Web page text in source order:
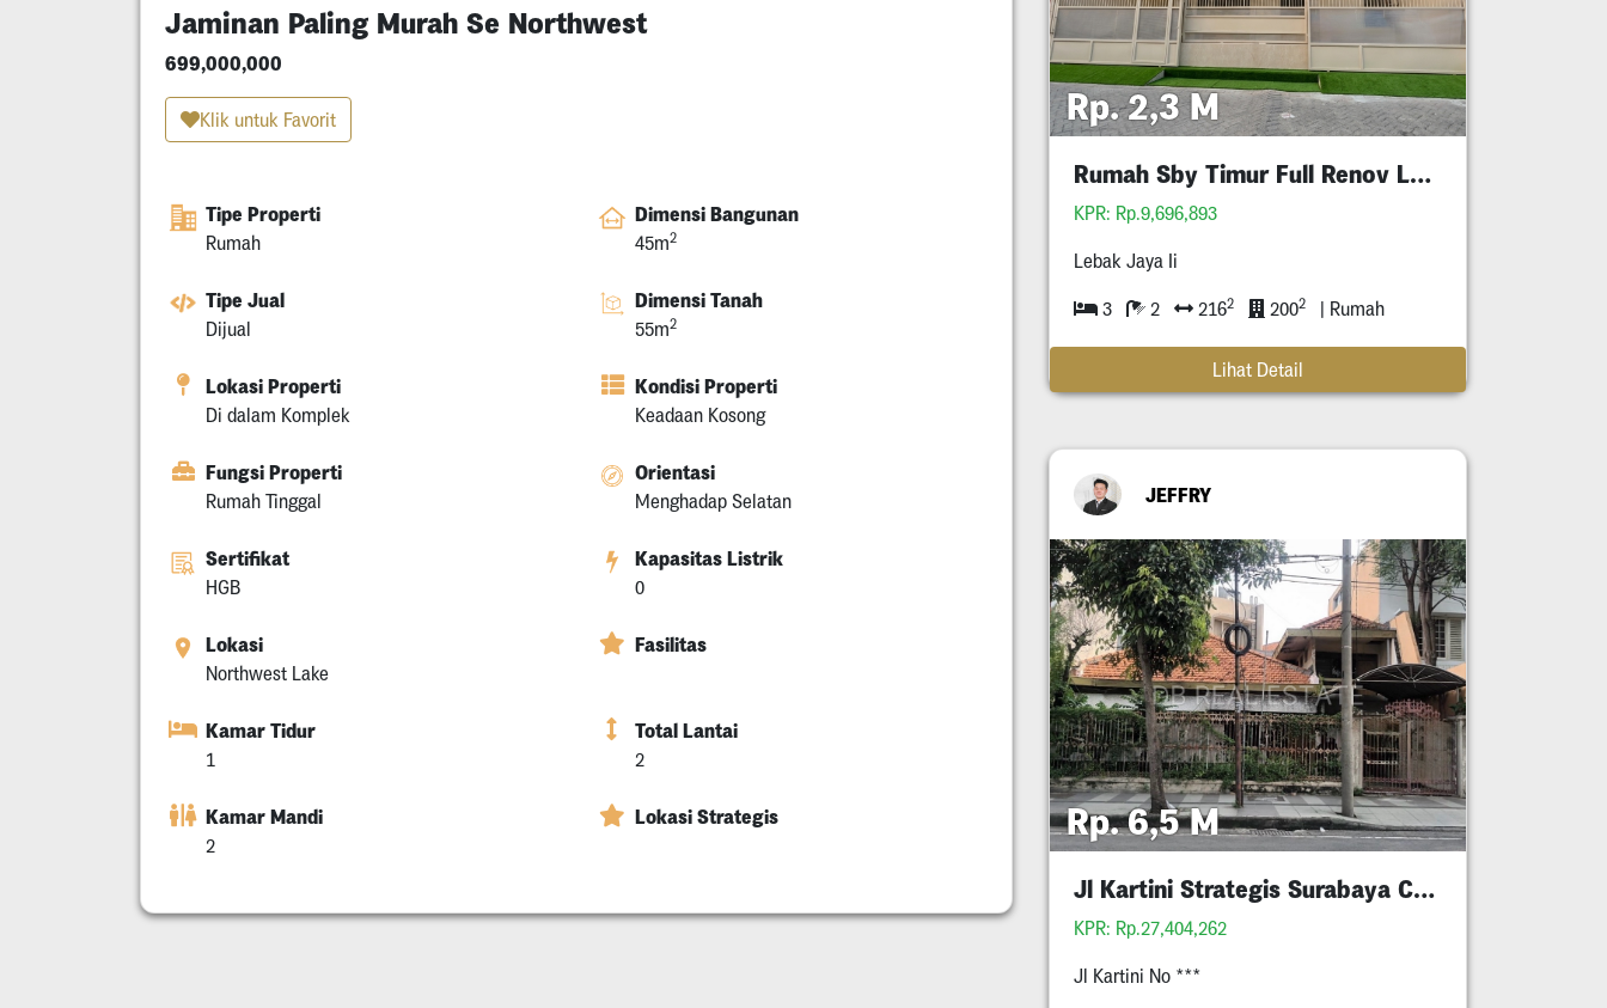
Jaminan Paling Murah Se Northwest
699,000,000
Klik untuk Favorit
Tipe Properti
Rumah
Dimensi Bangunan
45m2
Tipe Jual
Dijual
Dimensi Tanah
55m2
Lokasi Properti
Di dalam Komplek
Kondisi Properti
Keadaan Kosong
Fungsi Properti
Rumah Tinggal
Orientasi
Menghadap Selatan
Sertifikat
HGB
Kapasitas Listrik
0
Lokasi
Northwest Lake
Fasilitas
Kamar Tidur
1
Total Lantai
2
Kamar Mandi
2
Lokasi Strategis
Rp. 2,3 M
Rumah Sby Timur Full Renov Lebar 12 Meter
KPR: Rp.9,696,893
Lebak Jaya Ii
3 2 2162 2002 | Rumah
Lihat Detail
JEFFRY
Rp. 6,5 M
Jl Kartini Strategis Surabaya Cocok Untuk Komersil
KPR: Rp.27,404,262
Jl Kartini No ***